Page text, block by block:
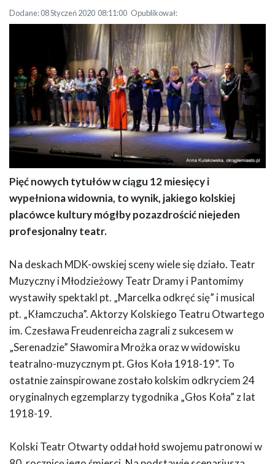
Dodane: 08 Styczeń 2020 08:11:00 Opublikował:
„Nie przeminąłem” na zakończenie sezonu
Pięć nowych tytułów w ciągu 12 miesięcy i
wypełniona widownia, to wynik, jakiego kolskiej
placówce kultury mógłby pozazdrościć niejeden
profesjonalny teatr.
Na deskach MDK-owskiej sceny wiele się działo. Teatr
Muzyczny i Młodzieżowy Teatr Dramy i Pantomimy
wystawiły spektakl pt. „Marcelka odkręć się” i musical
pt. „Kłamczucha”. Aktorzy Kolskiego Teatru Otwartego
im. Czesława Freudenreicha zagrali z sukcesem w
„Serenadzie” Sławomira Mrożka oraz w widowisku
teatralno-muzycznym pt. Głos Koła 1918-19”. To
ostatnie zainspirowane zostało kolskim odkryciem 24
oryginalnych egzemplarzy tygodnika „Głos Koła” z lat
1918-19.
Kolski Teatr Otwarty oddał hołd swojemu patronowi w